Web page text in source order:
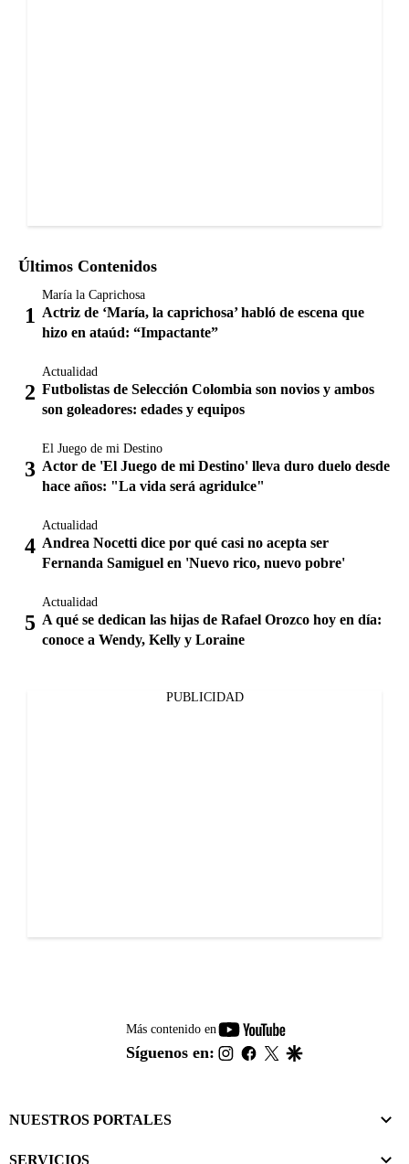
Últimos Contenidos
María la Caprichosa
Actriz de ‘María, la caprichosa’ habló de escena que
hizo en ataúd: “Impactante”
Actualidad
Futbolistas de Selección Colombia son novios y ambos
son goleadores: edades y equipos
El Juego de mi Destino
Actor de 'El Juego de mi Destino' lleva duro duelo desde
hace años: "La vida será agridulce"
Actualidad
Andrea Nocetti dice por qué casi no acepta ser
Fernanda Samiguel en 'Nuevo rico, nuevo pobre'
Actualidad
A qué se dedican las hijas de Rafael Orozco hoy en día:
conoce a Wendy, Kelly y Loraine
PUBLICIDAD
Más contenido en
youtube-
footer
Síguenos en: instagram
facebook
twitter
NUESTROS PORTALES
SERVICIOS